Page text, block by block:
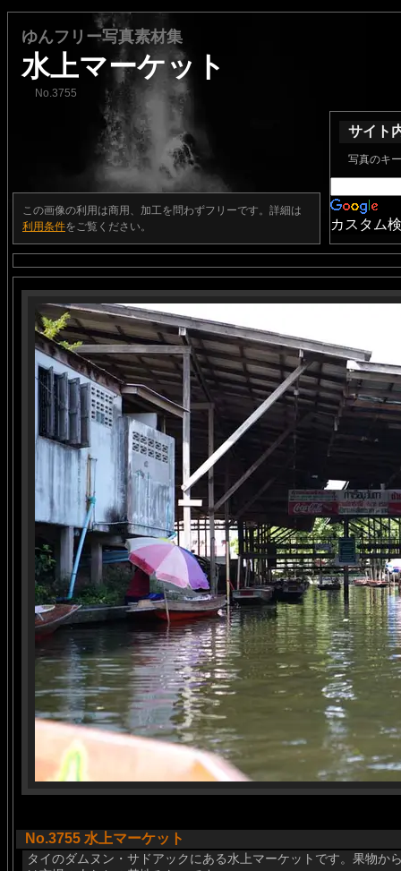
ゆんフリー写真素材集
水上マーケット
No.3755
この画像の利用は商用、加工を問わずフリーです。詳細は
利用条件をご覧ください。
サイト
写真のキ
カスタム
No.3755 水上マーケット
タイのダムヌン・サドアックにある水上マーケットです。果物か